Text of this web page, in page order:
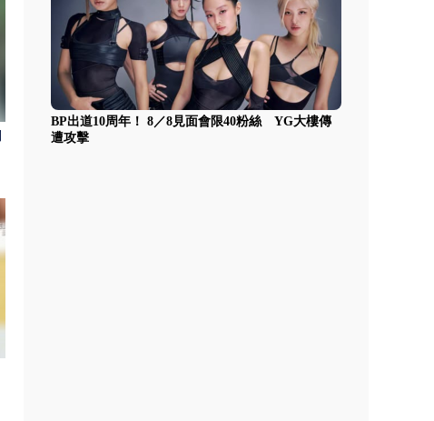
BP出道10周年！ 8／8見面會限40粉絲 YG大樓傳
遭攻擊